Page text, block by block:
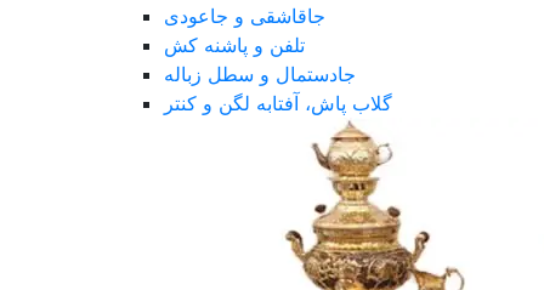
جاقاشقی و جاعودی
تلفن و پاشنه کش
جادستمال و سطل زباله
گلاب پاش، آفتابه لگن و کنتر